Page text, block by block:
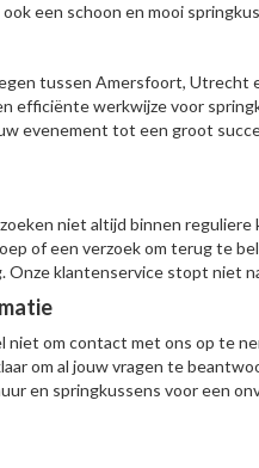
een schoon en mooi
tussen Amersfoort, Utrecht
efficiënte werkwijze voor
evenement tot een groot
niet altijd binnen
of een verzoek om terug te
Onze klantenservice stopt niet
niet om contact met ons op te
om al jouw vragen te
en springkussens voor een